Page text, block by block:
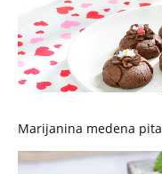
Marijanina medena pita